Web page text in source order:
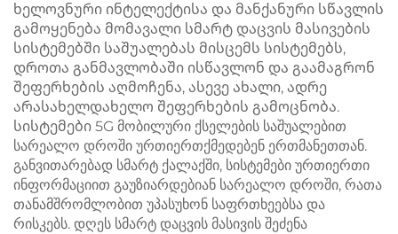
ხელოვნური ინტელექტისა და მანქანური სწავლის
გამოყენება მომავალი სმარტ დაცვის მასივების
სისტემებში საშუალებას მისცემს სისტემებს,
დროთა განმავლობაში ისწავლონ და გაამაგრონ
შეფერხების აღმოჩენა, ასევე ახალი, ადრე
არასახელდახელო შეფერხების გამოცნობა.
სისტემები 5G მობილური ქსელების საშუალებით
სარეალო დროში ურთიერთქმედებენ ერთმანეთთან.
განვითარებად სმარტ ქალაქში, სისტემები ურთიერთი
ინფორმაციით გაუზიარდებიან სარეალო დროში, რათა
თანამშრომლობით უპასუხონ საფრთხეებსა და
რისკებს. დღეს სმარტ დაცვის მასივის შეძენა